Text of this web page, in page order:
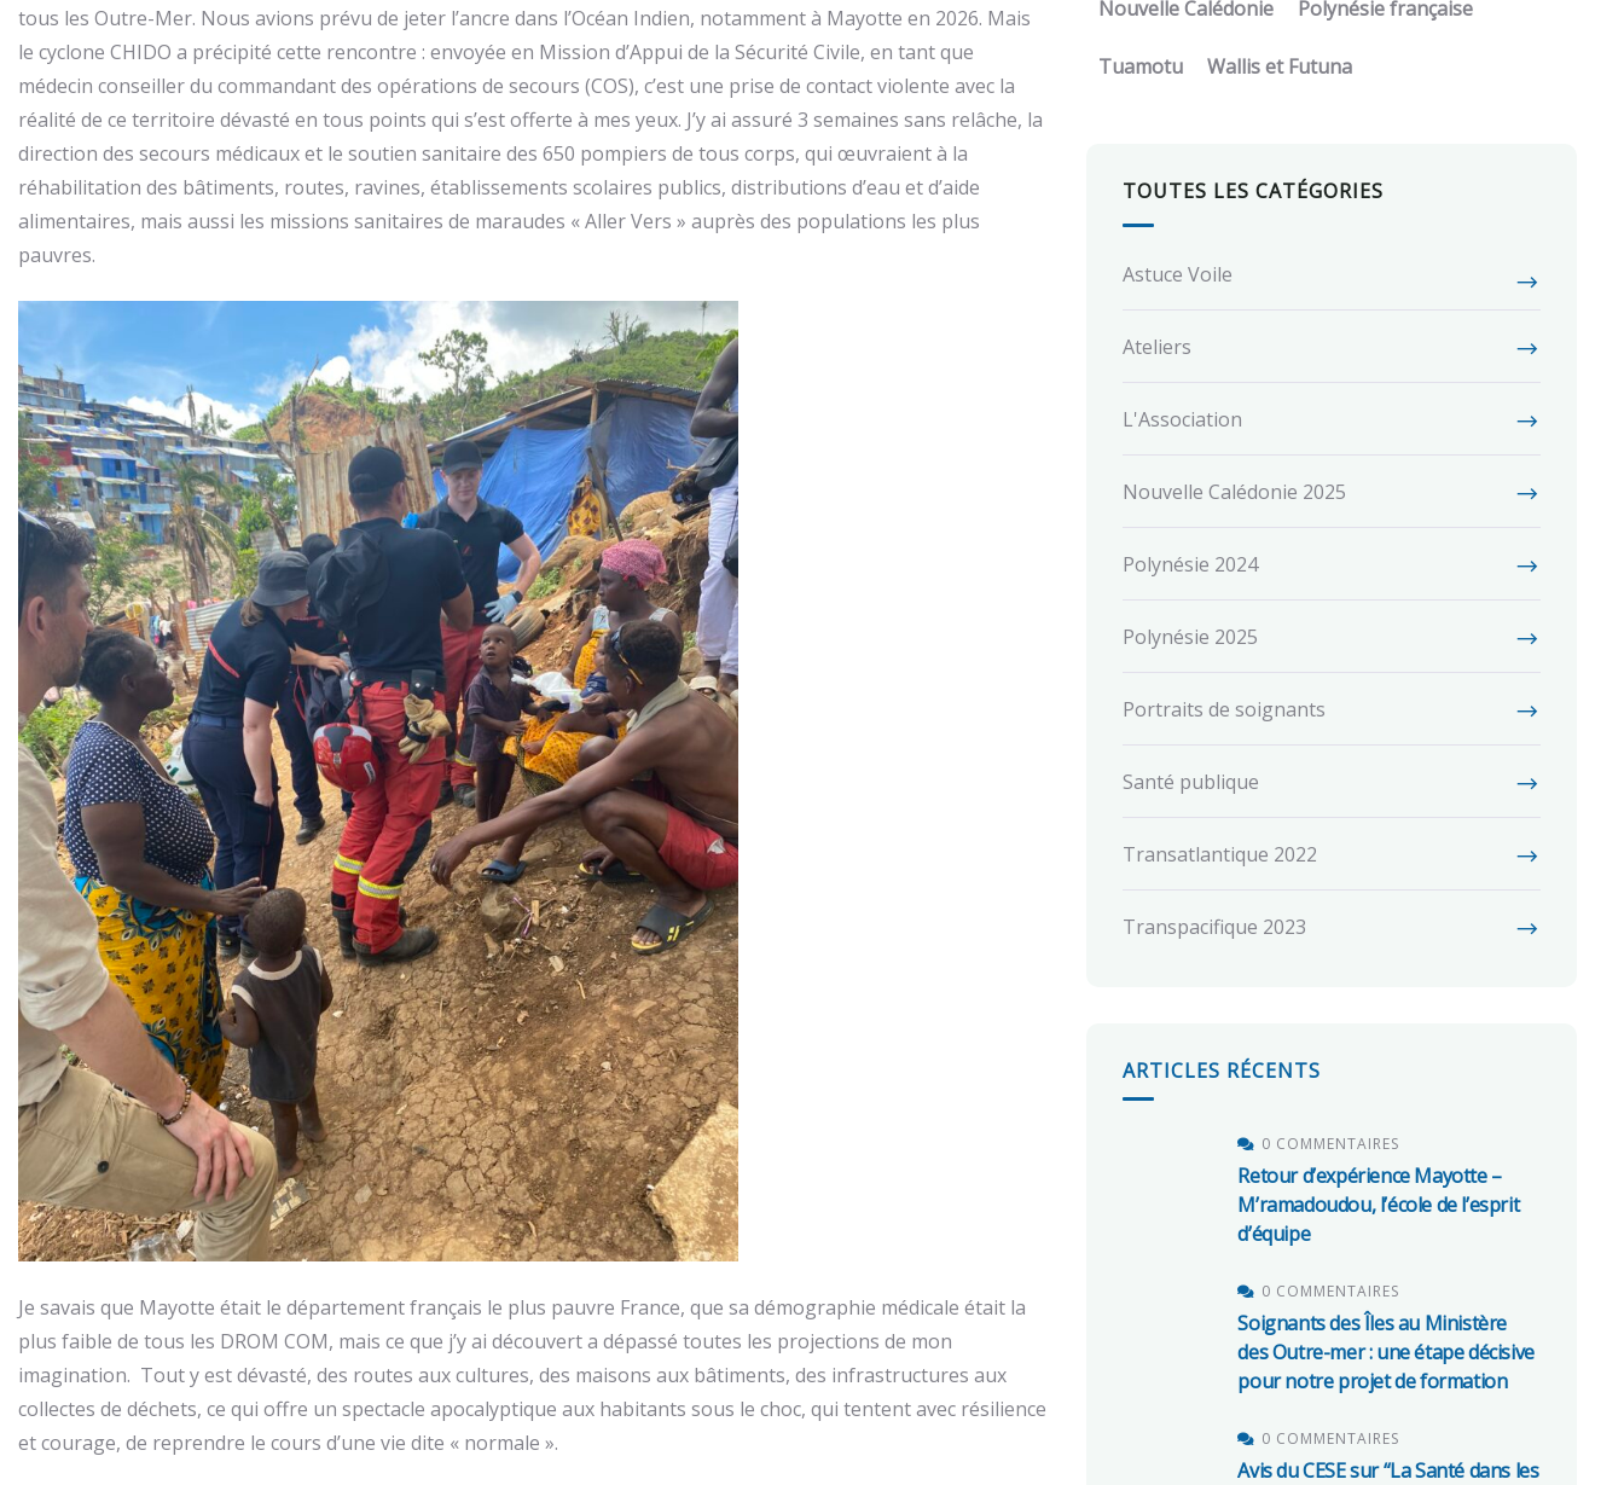
tous les Outre-Mer. Nous avions prévu de jeter l’ancre dans l’Océan Indien, notamment à Mayotte en 2026. Mais
le cyclone CHIDO a précipité cette rencontre : envoyée en Mission d’Appui de la Sécurité Civile, en tant que
médecin conseiller du commandant des opérations de secours (COS), c’est une prise de contact violente avec la
réalité de ce territoire dévasté en tous points qui s’est offerte à mes yeux. J’y ai assuré 3 semaines sans relâche, la
direction des secours médicaux et le soutien sanitaire des 650 pompiers de tous corps, qui œuvraient à la
réhabilitation des bâtiments, routes, ravines, établissements scolaires publics, distributions d’eau et d’aide
alimentaires, mais aussi les missions sanitaires de maraudes « Aller Vers » auprès des populations les plus
pauvres.
Je savais que Mayotte était le département français le plus pauvre France, que sa démographie médicale était la
plus faible de tous les DROM COM, mais ce que j’y ai découvert a dépassé toutes les projections de mon
imagination. Tout y est dévasté, des routes aux cultures, des maisons aux bâtiments, des infrastructures aux
collectes de déchets, ce qui offre un spectacle apocalyptique aux habitants sous le choc, qui tentent avec résilience
et courage, de reprendre le cours d’une vie dite « normale ».
Nouvelle Calédonie Polynésie française
Tuamotu Wallis et Futuna
TOUTES LES CATÉGORIES
Astuce Voile
Ateliers
L'Association
Nouvelle Calédonie 2025
Polynésie 2024
Polynésie 2025
Portraits de soignants
Santé publique
Transatlantique 2022
Transpacifique 2023
ARTICLES RÉCENTS
0 COMMENTAIRES
Retour d’expérience Mayotte –
M’ramadoudou, l’école de l’esprit
d’équipe
0 COMMENTAIRES
Soignants des Îles au Ministère
des Outre-mer : une étape décisive
pour notre projet de formation
0 COMMENTAIRES
Avis du CESE sur “La Santé dans les